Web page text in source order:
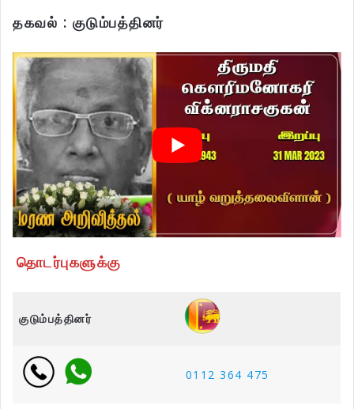
தகவல் : குடும்பத்தினர்
தொடர்புகளுக்கு
குடும்பத்தினர்
0112 364 475